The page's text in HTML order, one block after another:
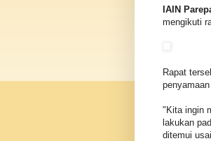
IAIN
mengikuti
Rapat
"Kita ingin
lakukan
ditemui